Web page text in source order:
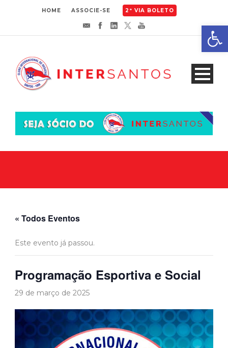
HOME ASSOCIE-SE 2ª VIA BOLETO
« Todos Eventos
Este evento já passou.
Programação Esportiva e Social
29 de março de 2025
Abrir